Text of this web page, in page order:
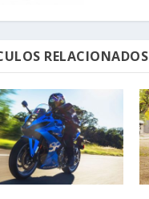
RELACIONADOS